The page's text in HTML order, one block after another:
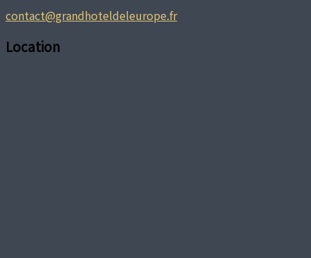
contact@grandhoteldeleurope.fr
Location